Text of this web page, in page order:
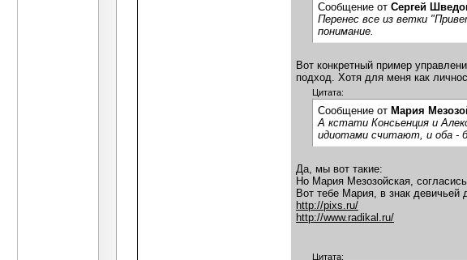
Сообщение от Сергей
Перенес все из ветки
понимание.
Вот конкретный пример
подход. Хотя для меня как
Цитата:
Сообщение от Мария
А кстати Консьенция и
идиотами считают, и оба -
Да, мы вот такие:
Но Мария Мезозойская,
Вот тебе Мария, в знак девичьей
http://pixs.ru/
http://www.radikal.ru/
Цитата: